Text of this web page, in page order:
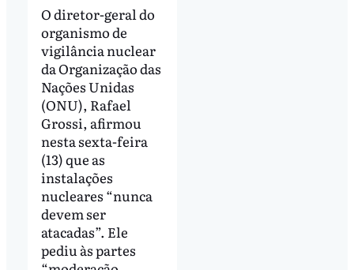
O diretor-geral do
organismo de
vigilância nuclear
da Organização das
Nações Unidas
(ONU), Rafael
Grossi, afirmou
nesta sexta-feira
(13) que as
instalações
nucleares “nunca
devem ser
atacadas”. Ele
pediu às partes